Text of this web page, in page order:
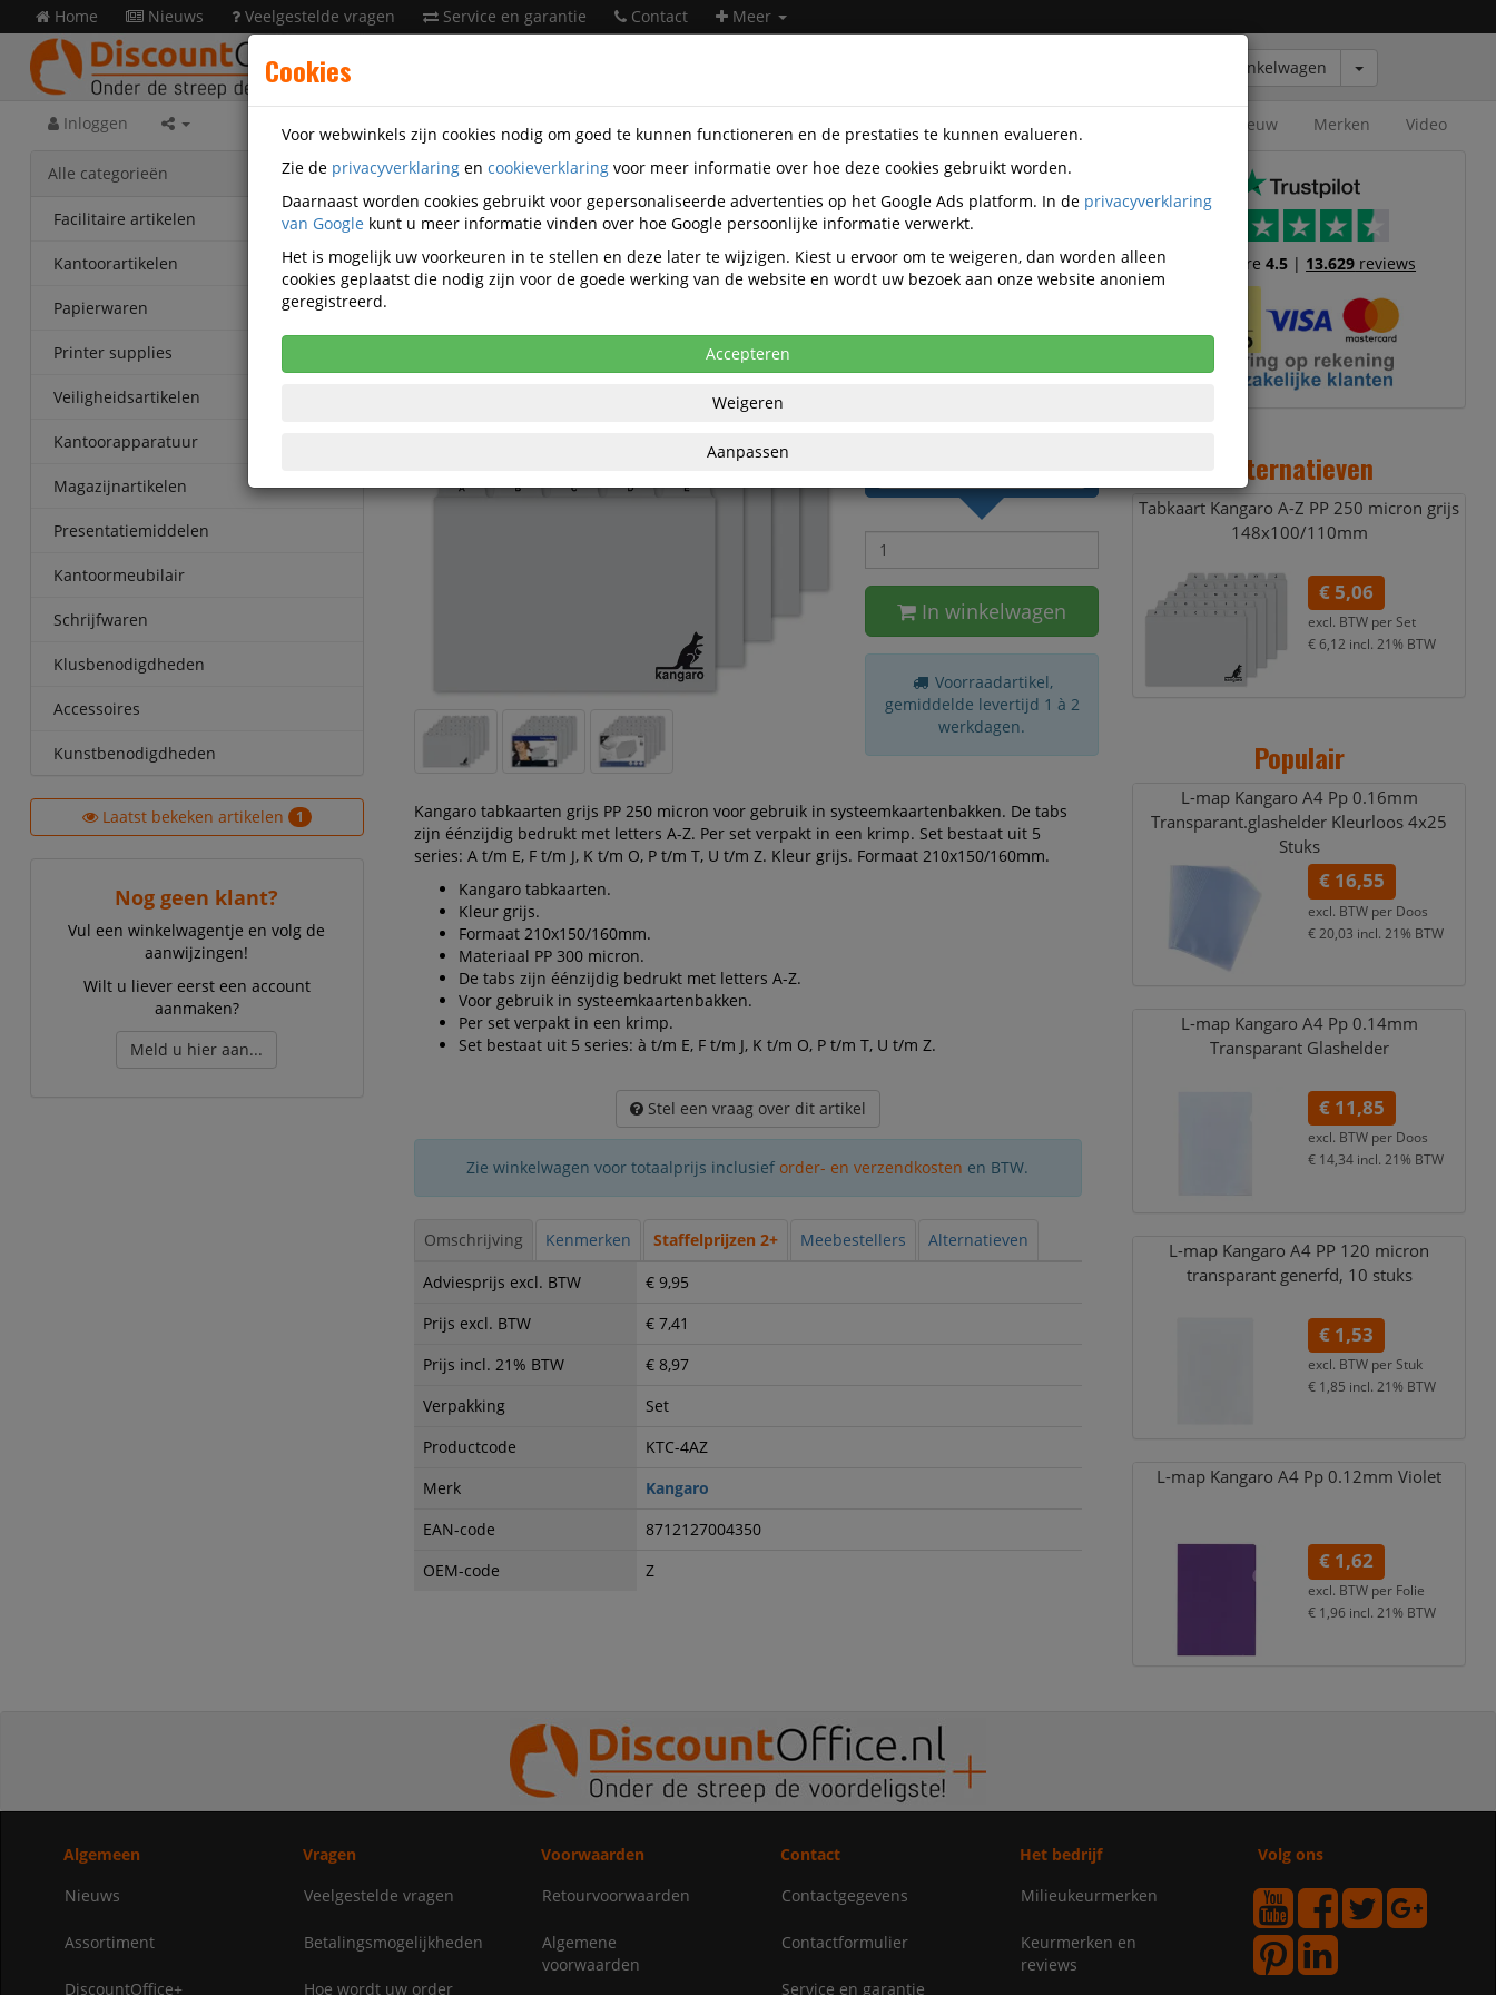
Winkelwagen
Home Nieuws Veelgestelde vragen Service en garantie Contact Meer
Inloggen Nieuw Merken Video
Alle categorieën
Facilitaire artikelen
Kantoorartikelen
Papierwaren
Printer supplies
Veiligheidsartikelen
Kantoorapparatuur
Magazijnartikelen
Presentatiemiddelen
Kantoormeubilair
Schrijfwaren
Klusbenodigdheden
Accessoires
Kunstbenodigdheden
Laatst bekeken artikelen 1
Nog geen klant?
Vul een winkelwagentje en volg de
aanwijzingen!
Wilt u liever eerst een account
aanmaken?
Meld u hier aan...
Kantoorartikelen Archiveringsmiddelen Tabkaarten Kangaro KTC-4AZ
Tabkaart Kangaro A-Z PP 250 micron grijs
210x150/160mm
Korting vanaf aankoop 2 eenheden, zie
eenheden
In winkelwagen
Voorraadartikel,
gemiddelde levertijd 1 à 2
werkdagen.
Kangaro tabkaarten grijs PP 250 micron voor gebruik in systeemkaartenbakken. De tabs
zijn éénzijdig bedrukt met letters A-Z. Per set verpakt in een krimp. Set bestaat uit 5
series: A t/m E, F t/m J, K t/m O, P t/m T, U t/m Z. Kleur grijs. Formaat 210x150/160mm.
Kangaro tabkaarten.
Kleur grijs.
Formaat 210x150/160mm.
Materiaal PP 300 micron.
De tabs zijn éénzijdig bedrukt met letters A-Z.
Voor gebruik in systeemkaartenbakken.
Per set verpakt in een krimp.
Set bestaat uit 5 series: à t/m E, F t/m J, K t/m O, P t/m T, U t/m Z.
Stel een vraag over dit artikel
Zie winkelwagen voor totaalprijs inclusief order- en verzendkosten en BTW.
Omschrijving Kenmerken Staffelprijzen 2+ Meebestellers
Alternatieven
Adviesprijs excl. BTW
€ 9,95
Prijs excl. BTW
€ 7,41
Prijs incl. 21% BTW
€ 8,97
Verpakking
Set
Productcode
KTC-4AZ
Merk
Kangaro
EAN-code
8712127004350
OEM-code
Z
Trustscore4.5 | 13.629 reviews
Alternatieven
Tabkaart Kangaro A-Z PP 250 micron grijs
148x100/110mm
€ 5,06
excl. BTW per Set
€ 6,12 incl. 21% BTW
Populair
L-map Kangaro A4 Pp 0.16mm
Transparant.glashelder Kleurloos 4x25
Stuks
€ 16,55
excl. BTW per Doos
€ 20,03 incl. 21% BTW
L-map Kangaro A4 Pp 0.14mm
Transparant Glashelder
€ 11,85
excl. BTW per Doos
€ 14,34 incl. 21% BTW
L-map Kangaro A4 PP 120 micron
transparant generfd, 10 stuks
€ 1,53
excl. BTW per Stuk
€ 1,85 incl. 21% BTW
L-map Kangaro A4 Pp 0.12mm Violet
€ 1,62
excl. BTW per Folie
€ 1,96 incl. 21% BTW
Algemeen
Nieuws
Assortiment
DiscountOffice+
Vragen
Veelgestelde vragen
Betalingsmogelijkheden
Hoe wordt uw order
Voorwaarden
Retourvoorwaarden
Algemene
voorwaarden
Contact
Contactgegevens
Contactformulier
Service en garantie
Het bedrijf
Milieukeurmerken
Keurmerken en
reviews
Volg ons
Cookies
Voor webwinkels zijn cookies nodig om goed te kunnen functioneren en de prestaties te kunnen evalueren.
Zie de privacyverklaring en cookieverklaring voor meer informatie over hoe deze cookies gebruikt worden.
Daarnaast worden cookies gebruikt voor gepersonaliseerde advertenties op het Google Ads platform. In de privacyverklaring
van Google kunt u meer informatie vinden over hoe Google persoonlijke informatie verwerkt.
Het is mogelijk uw voorkeuren in te stellen en deze later te wijzigen. Kiest u ervoor om te weigeren, dan worden alleen
cookies geplaatst die nodig zijn voor de goede werking van de website en wordt uw bezoek aan onze website anoniem
geregistreerd.
Accepteren
Weigeren
Aanpassen